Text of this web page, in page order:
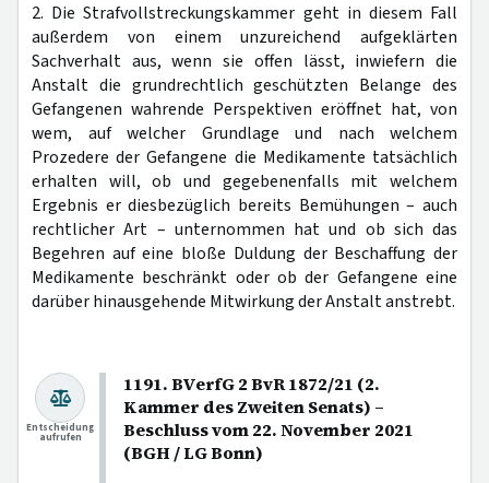
2. Die Strafvollstreckungskammer geht in diesem Fall
außerdem von einem unzureichend aufgeklärten
Sachverhalt aus, wenn sie offen lässt, inwiefern die
Anstalt die grundrechtlich geschützten Belange des
Gefangenen wahrende Perspektiven eröffnet hat, von
wem, auf welcher Grundlage und nach welchem
Prozedere der Gefangene die Medikamente tatsächlich
erhalten will, ob und gegebenenfalls mit welchem
Ergebnis er diesbezüglich bereits Bemühungen – auch
rechtlicher Art – unternommen hat und ob sich das
Begehren auf eine bloße Duldung der Beschaffung der
Medikamente beschränkt oder ob der Gefangene eine
darüber hinausgehende Mitwirkung der Anstalt anstrebt.
1191. BVerfG 2 BvR 1872/21 (2.
Kammer des Zweiten Senats) –
Beschluss vom 22. November 2021
(BGH / LG Bonn)
Entscheidung
aufrufen